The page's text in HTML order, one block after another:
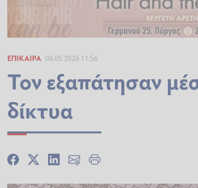
ΕΠΊΚΑΙΡΑ 08.05.2026 11:56
Τον εξαπάτησαν
δίκτυα